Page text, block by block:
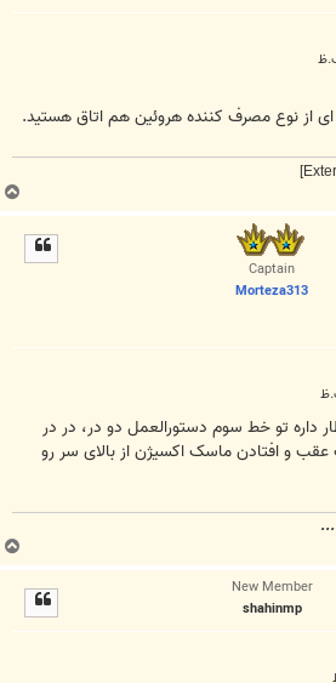
از نوع مصرف کننده هروئین هم اتاق هستید.
Captain
Morteza313
داره تو خط سوم دستورالعمل دو در، در در
و افتادن ماسک اکسیژن از بالای سر رو
New Member
shahinmp